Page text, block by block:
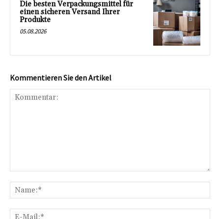
Die besten Verpackungsmittel für
einen sicheren Versand Ihrer
Produkte
05.08.2026
Kommentieren Sie den Artikel